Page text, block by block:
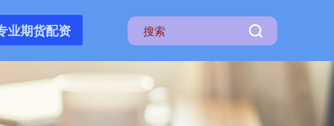
业期货配资